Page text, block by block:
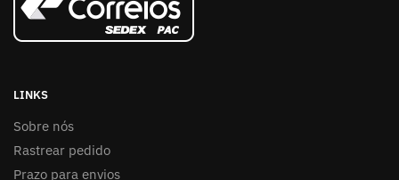
LINKS
Sobre nós
Rastrear pedido
Prazo para envios